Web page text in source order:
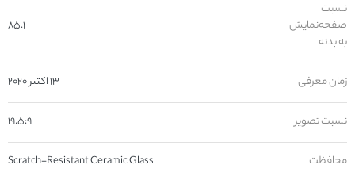
نسبت
صفحه‌نمایش
به بدنه
۸۵.۱
زمان معرفی ۱۳ اکتبر ۲۰۲۰
نسبت تصویر ۱۹.۵:۹
محافظت Scratch-Resistant Ceramic Glass